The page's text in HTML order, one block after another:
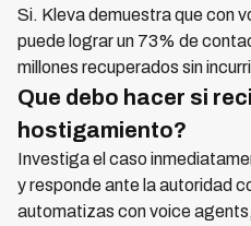
Si. Kleva demuestra que con
puede lograr un 73% de
millones recuperados sin
Que debo hacer si
hostigamiento?
Investiga el caso
y responde ante la autoridad
automatizas con voice